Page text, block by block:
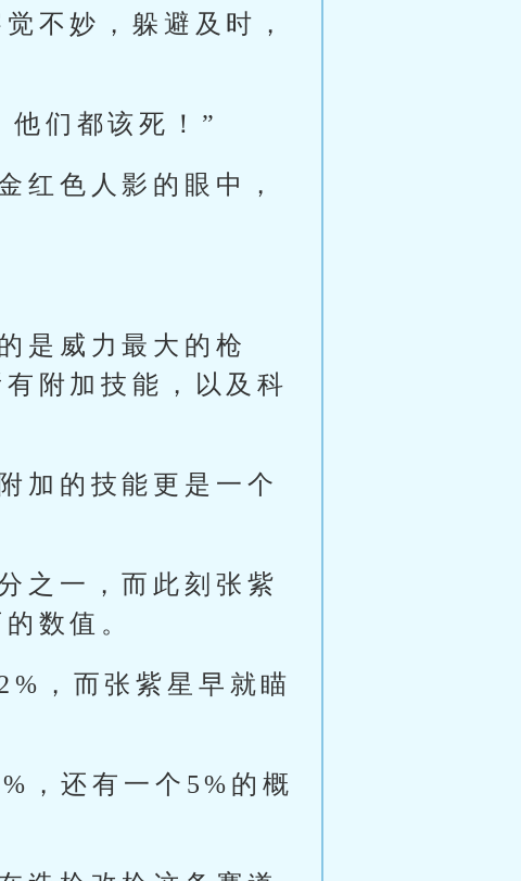
不妙，躲避及时，
们都该死！”
红色人影的眼中，
是威力最大的枪
附加技能，以及科
加的技能更是一个
之一，而此刻张紫
数值。
，而张紫星早就瞄
，还有一个5%的概